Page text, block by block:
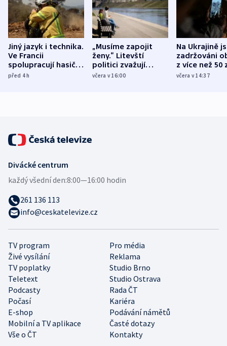
Jiný jazyk i technika.
Ve Francii
spolupracují hasiči z
různých zemí
před 4h
„Musíme zapojit
ženy.“ Litevští
politici zvažují
dohodu o
včera v 16:00
Na Ukrajině
zadržováni
z více než 50
Bojovali na
včera v 14:37
TV program
Pro média
Živé vysílání
Reklama
TV poplatky
Studio Brno
Teletext
Studio Ostrava
Podcasty
Rada ČT
Počasí
Kariéra
E-shop
Podávání námětů
Mobilní a TV aplikace
Časté dotazy
Vše o ČT
Kontakty
Divácké centrum
každý všední den:8:00—16:00 hodin
261 136 113
info@ceskatelevize.cz